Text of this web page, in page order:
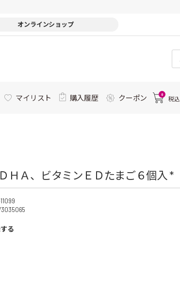
オンラインショップ
マイリスト 購入履歴 クーポン 0
税込
ＨＡ、ビタミンＥＤたまご６個入 *
る